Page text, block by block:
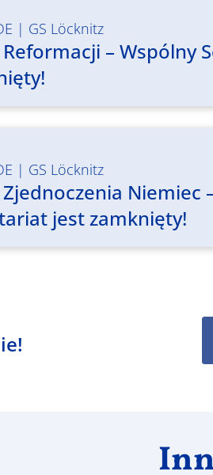
| GS Löcknitz
– Wspólny
| GS Löcknitz
Niemiec
jest zamknięty!